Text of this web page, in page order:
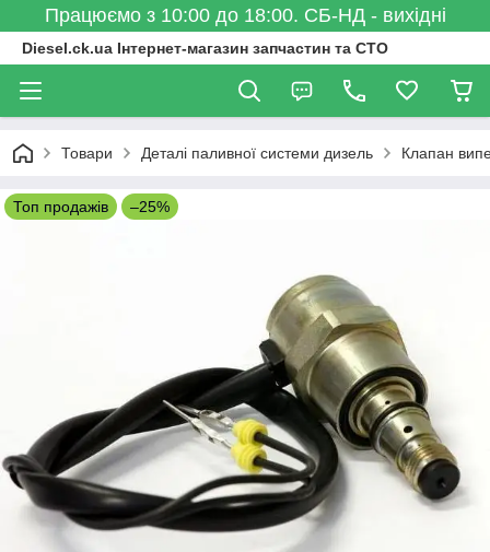
Працюємо з 10:00 до 18:00. СБ-НД - вихідні
Diesel.ck.ua Інтернет-магазин запчастин та СТО
Товари Деталі паливної системи дизель Клапан
Топ продажів –25%